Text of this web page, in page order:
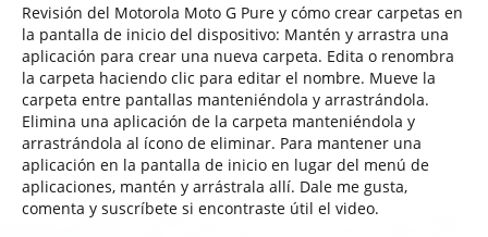
Revisión del Motorola Moto G Pure y cómo crear carpetas en
la pantalla de inicio del dispositivo: Mantén y arrastra una
aplicación para crear una nueva carpeta. Edita o renombra
la carpeta haciendo clic para editar el nombre. Mueve la
carpeta entre pantallas manteniéndola y arrastrándola.
Elimina una aplicación de la carpeta manteniéndola y
arrastrándola al ícono de eliminar. Para mantener una
aplicación en la pantalla de inicio en lugar del menú de
aplicaciones, mantén y arrástrala allí. Dale me gusta,
comenta y suscríbete si encontraste útil el video.